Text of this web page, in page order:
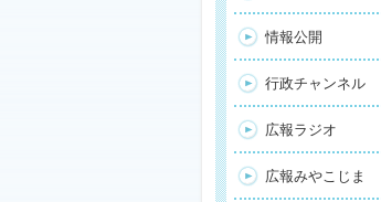
情報公開
行政チャンネル
広報ラジオ
広報みやこじま